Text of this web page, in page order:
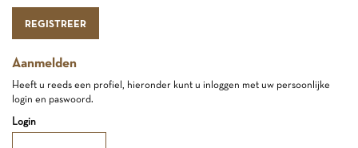
REGISTREER
Aanmelden
Heeft u reeds een profiel, hieronder kunt u inloggen met uw persoonlijke
login en paswoord.
Login